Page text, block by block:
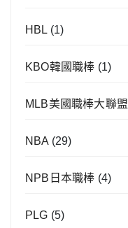
HBL (1)
KBO韓國職棒 (1)
MLB美國職棒大聯盟
NBA (29)
NPB日本職棒 (4)
PLG (5)